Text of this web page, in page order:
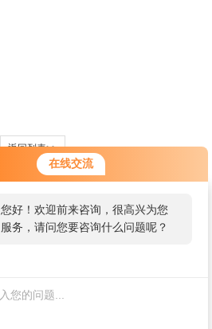
在线交流
您好！欢迎前来咨询，很高兴为您
服务，请问您要咨询什么问题呢？
返回列表>>